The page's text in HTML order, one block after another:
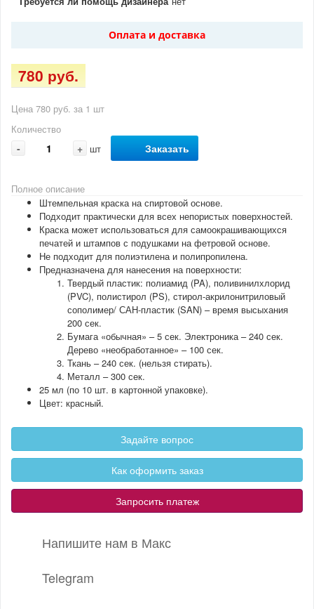
Оплата и доставка
780 руб.
Цена 780 руб. за 1 шт
Количество
- + шт Заказать
Полное описание
Штемпельная краска на спиртовой основе.
Подходит практически для всех непористых поверхностей.
Краска может использоваться для самоокрашивающихся
печатей и штампов с подушками на фетровой основе.
Не подходит для полиэтилена и полипропилена.
Предназначена для нанесения на поверхности:
Твердый пластик: полиамид (PA), поливинилхлорид
(PVC), полистирол (PS), стирол-акрилонитриловый
сополимер/ САН-пластик (SAN) – время высыхания
200 сек.
Бумага «обычная» – 5 сек. Электроника – 240 сек.
Дерево «необработанное» – 100 сек.
Ткань – 240 сек. (нельзя стирать).
Металл – 300 сек.
25 мл (по 10 шт. в картонной упаковке).
Цвет: красный.
Задайте вопрос
Как оформить заказ
Запросить платеж
Напишите нам в Макс
Telegram